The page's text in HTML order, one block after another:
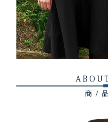
さい：https://oppay.tw/userRule
三、利用規約「AFTEE代金後払
ロテクションズ（以下 AFTEE と
ます。当サービスご利用の際に提
の氏名、電話番号、受取人の氏名
限らない）は、AFTEEに渡され当
す。AFTEEの個人情報の収集、処
AFTEEの初回ご利用の際に、審
ります。支払い期限を過ぎた場合
納金が加算されます。未成年の利
の同意を得ればAFTEEをご利用い
送料無料
離島宅配
送料無料